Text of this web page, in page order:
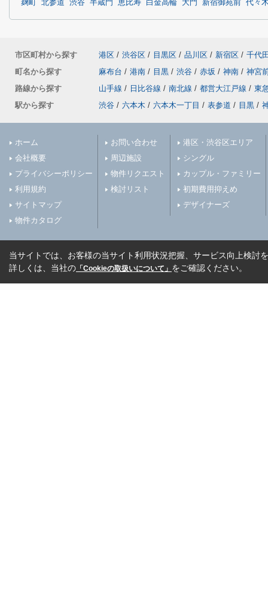
麹町
北参道 渋谷 半蔵門 恵比寿 白金高輪 大門 新宿御苑前 代々
市区町村から探す 港区 / 渋谷区 / 目黒区 / 品川区 / 新宿区 / 千代
町名から探す
麻布台 / 港南 / 目黒 / 渋谷 / 赤坂 / 神南 / 神宮
路線から探す
山手線 / 日比谷線 / 南北線 / 都営大江戸線 / 東
駅から探す
渋谷 / 六本木 / 六本木一丁目 / 表参道 / 目黒 /
ホーム
会社概要
プライバシーポリシー
利用規約
サイトマップ
物件カタログ
お問い合わせ
周辺施設
物件リクエスト
検討リスト
港区・渋谷区エリア
シングル
カップル・ファミリー
初期費用抑えめ
デザイナーズ
当サイトでは、お客様の当サイト利用状況把握、サービス向上検討
詳しくは、当社の 「Cookieの取扱いについて」 をご確認ください。